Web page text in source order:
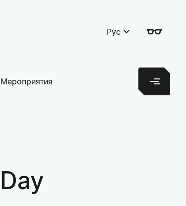
Рус
Мероприятия